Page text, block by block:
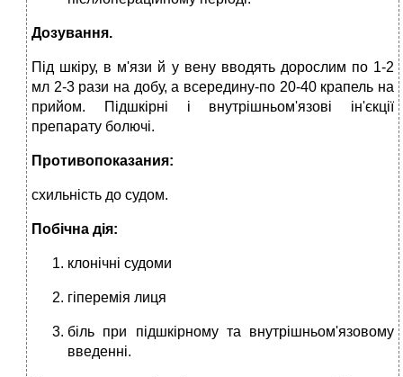
Дозування.
Під шкіру, в м'язи й у вену вводять дорослим по 1-2
мл 2-3 рази на добу, а всередину-по 20-40 крапель на
прийом. Підшкірні і внутрішньом'язові ін'єкції
препарату болючі.
Противопоказания:
схильність до судом.
Побічна дія:
клонічні судоми
гі­перемія лиця
біль при підшкірному та внутрішньом'язовому
введенні.